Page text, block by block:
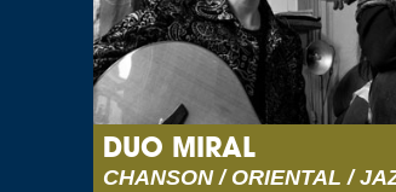
DUO MIRAL
CHANSON / ORIENTAL /